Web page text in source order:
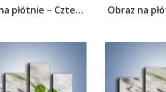
Obraz na płótnie – Czterolistna koniczyna...